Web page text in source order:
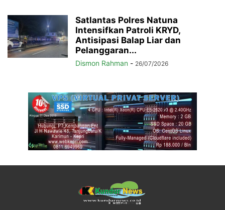
Satlantas Polres Natuna
Intensifkan Patroli KRYD,
Antisipasi Balap Liar dan
Pelanggaran...
Dismon Rahman - 26/07/2026